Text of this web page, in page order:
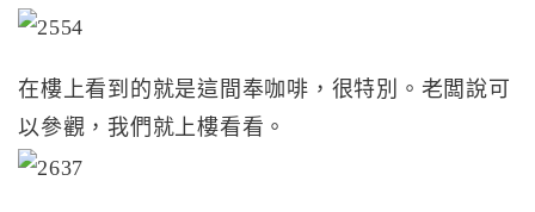
在樓上看到的就是這間奉咖啡，很特別。老闆說可
以參觀，我們就上樓看看。